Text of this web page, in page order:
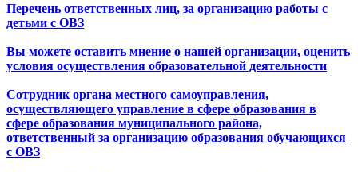
Перечень ответственных лиц, за организацию работы с
детьми с ОВЗ
Вы можете оставить мнение о нашей организации, оценить
условия осуществления образовательной деятельности
Сотрудник органа местного самоуправления,
осуществляющего управление в сфере образования в
сфере образования муниципального района,
ответственный за организацию образования обучающихся
с ОВЗ